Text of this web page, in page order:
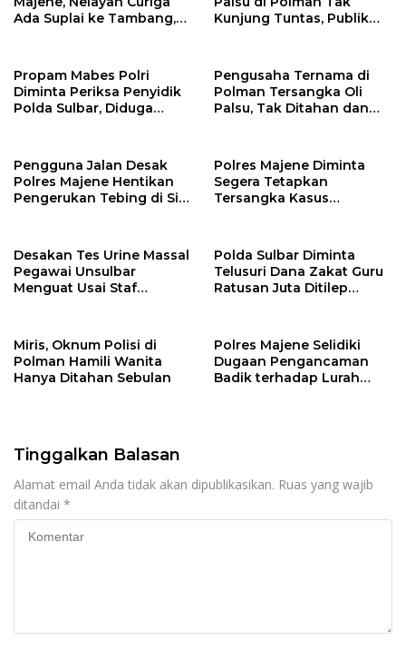
Ada Suplai ke Tambang,
Kunjung Tuntas, Publik
Propam Mabes Polri
Diminta Periksa Penyidik
Polda Sulbar, Diduga
Tersangka Oli Palsu
Pengusaha Ternama di
Polman Tersangka Oli
Palsu, Tak Ditahan dan
Pengguna Jalan Desak
Polres Majene Hentikan
Pengerukan Tebing di Sisi
Polres Majene Diminta
Segera Tetapkan
Tersangka Kasus
BPOM
Desakan Tes Urine Massal
Pegawai Unsulbar
Menguat Usai Staf
Polda Sulbar Diminta
Telusuri Dana Zakat Guru
Ratusan Juta Ditilep
Miris, Oknum Polisi di
Polman Hamili Wanita
Hanya Ditahan Sebulan
Polres Majene Selidiki
Dugaan Pengancaman
Badik terhadap Lurah
Tinggalkan Balasan
Alamat email Anda tidak akan dipublikasikan. Ruas yang wajib
ditandai *